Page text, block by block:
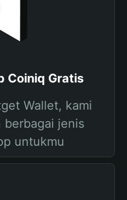
Coiniq Gratis
Wallet, kami
berbagai jenis
untukmu